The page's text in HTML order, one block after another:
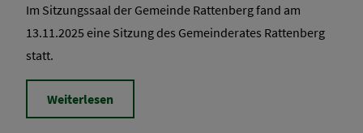
Im Sitzungssaal der Gemeinde Rattenberg fand am
13.11.2025 eine Sitzung des Gemeinderates Rattenberg
statt.
Weiterlesen